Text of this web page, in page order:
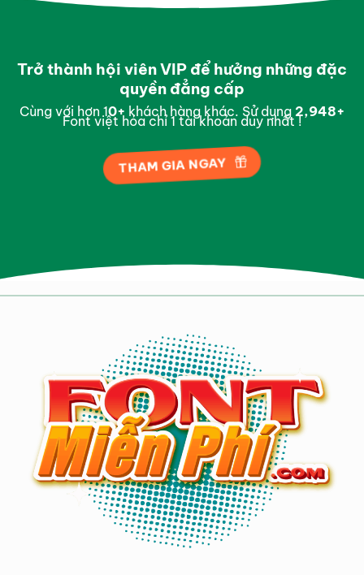
Trở thành hội viên VIP để hưởng những đặc
quyền đẳng cấp
Cùng với hơn 10+ khách hàng khác. Sử dụng 2,997+
Font việt hóa chỉ 1 tài khoản duy nhất !
THAM GIA NGAY